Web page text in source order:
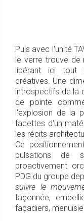
Puis avec l'unité
le verre trouve
libérant ici tout
créatives. Une
introspectifs de la
de pointe
l'explosion de la
facettes d'un
les récits
Ce
pulsations de
proactivement
PDG du groupe
suivre le
façonnée,
façadiers,